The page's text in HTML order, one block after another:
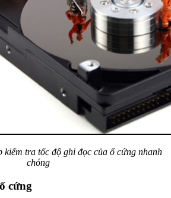
tra tốc độ ghi đọc của ổ cứng nhanh
chóng
cứng